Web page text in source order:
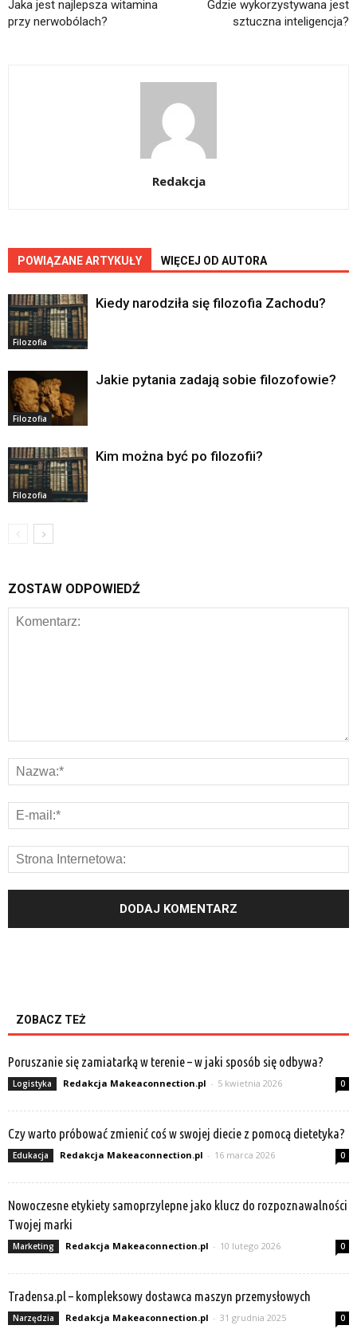
Jaka jest najlepsza witamina
przy nerwobólach?
Gdzie wykorzystywana jest
sztuczna inteligencja?
Redakcja
POWIĄZANE ARTYKUŁY WIĘCEJ OD AUTORA
Filozofia
Kiedy narodziła się filozofia Zachodu?
Filozofia
Jakie pytania zadają sobie filozofowie?
Filozofia
Kim można być po filozofii?
ZOSTAW ODPOWIEDŹ
ZOBACZ TEŻ
Poruszanie się zamiatarką w terenie – w jaki sposób się odbywa?
Logistyka Redakcja Makeaconnection.pl - 5 kwietnia 2026 0
Czy warto próbować zmienić coś w swojej diecie z pomocą dietetyka?
Edukacja Redakcja Makeaconnection.pl - 16 marca 2026 0
Nowoczesne etykiety samoprzylepne jako klucz do rozpoznawalności
Twojej marki
Marketing Redakcja Makeaconnection.pl - 10 lutego 2026 0
Tradensa.pl – kompleksowy dostawca maszyn przemysłowych
Narzędzia Redakcja Makeaconnection.pl - 31 grudnia 2025 0